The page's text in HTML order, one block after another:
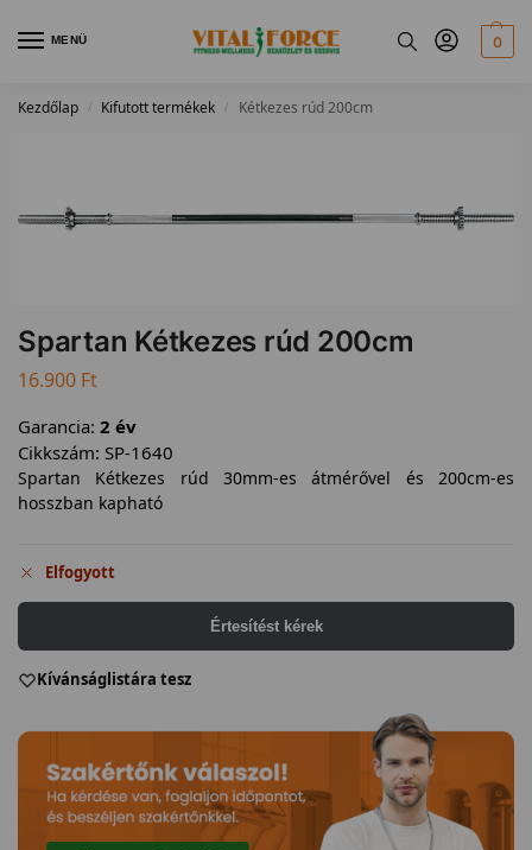
MENÜ 0
Kezdőlap / Kifutott termékek / Kétkezes rúd 200cm
Spartan Kétkezes rúd 200cm
16.900 Ft
Garancia: 2 év
Cikkszám: SP-1640
Spartan Kétkezes rúd 30mm-es átmérővel és 200cm-es
hosszban kapható
Elfogyott
Értesítést kérek
Kívánságlistára tesz